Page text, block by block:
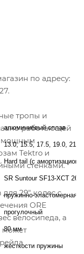
по адресу:
тропы и
работающей
мощным
Tektro и
стенками.
29" колес с
ORE
велосипеда, а
может
алюминиевый сплав
13.0, 15.5, 17.5, 19.0,
Hard tail (с
SR Suntour SF13-XCT 26
пружинно-эластомерная
прогулочный
80 мм
жесткости пружины